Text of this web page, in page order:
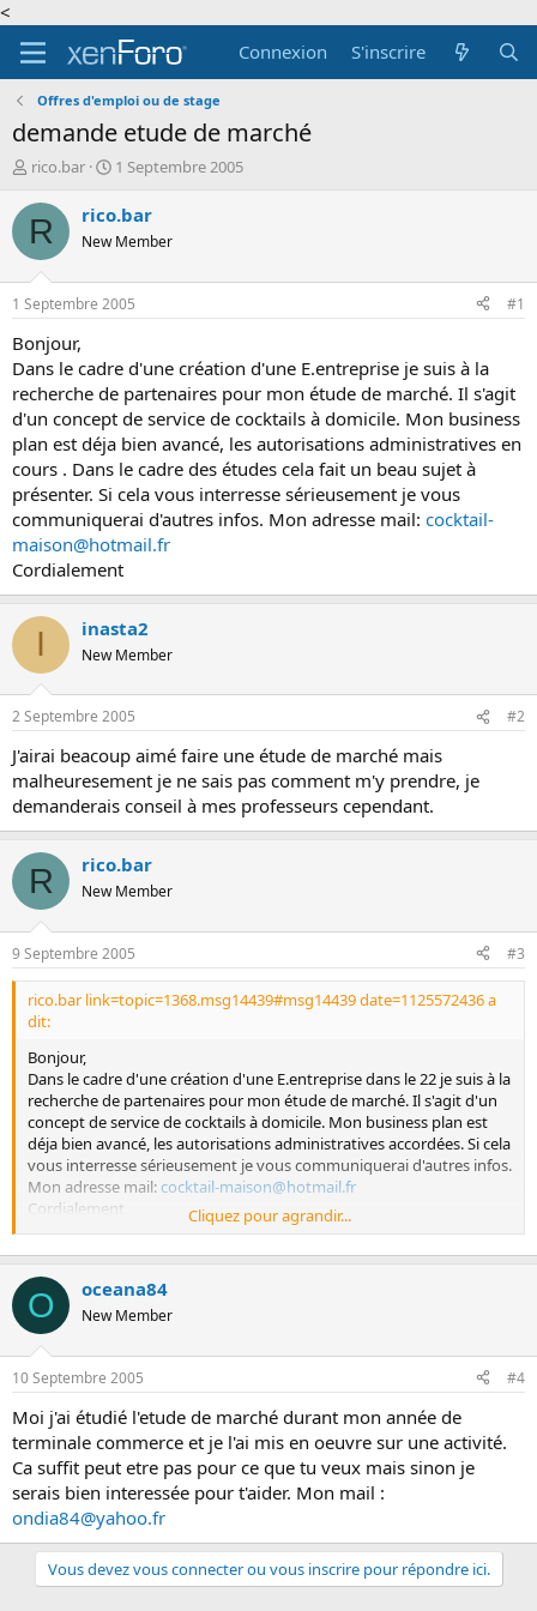
<
Connexion
S'inscrire
Offres d'emploi ou de stage
demande etude de marché
A
t
e
r
d
e
l
d
i
s
c
u
s
i
o
n
rico.bar
D
t
d
d
é
t
1 Septembre 2005
R rico.bar
New Member
1 Septembre 2005 #1
Bonjour,
Dans le cadre d'une création d'une E.entreprise je suis à la
recherche de partenaires pour mon étude de marché. Il s'agit
d'un concept de service de cocktails à domicile. Mon business
plan est déja bien avancé, les autorisations administratives en
cours . Dans le cadre des études cela fait un beau sujet à
présenter. Si cela vous interresse sérieusement je vous
communiquerai d'autres infos. Mon adresse mail: cocktail-
maison@hotmail.fr
Cordialement
I inasta2
New Member
2 Septembre 2005 #2
J'airai beacoup aimé faire une étude de marché mais
malheuresement je ne sais pas comment m'y prendre, je
demanderais conseil à mes professeurs cependant.
R rico.bar
New Member
9 Septembre 2005 #3
rico.bar link=topic=1368.msg14439#msg14439 date=1125572436 a
dit:
Bonjour,
Dans le cadre d'une création d'une E.entreprise dans le 22 je suis à la
recherche de partenaires pour mon étude de marché. Il s'agit d'un
concept de service de cocktails à domicile. Mon business plan est
déja bien avancé, les autorisations administratives accordées. Si cela
vous interresse sérieusement je vous communiquerai d'autres infos.
Mon adresse mail: cocktail-maison@hotmail.fr
Cordialement
Cliquez pour agrandir...
O oceana84
New Member
10 Septembre 2005 #4
Moi j'ai étudié l'etude de marché durant mon année de
terminale commerce et je l'ai mis en oeuvre sur une activité.
Ca suffit peut etre pas pour ce que tu veux mais sinon je
serais bien interessée pour t'aider. Mon mail :
ondia84@yahoo.fr
Vous devez vous connecter ou vous inscrire pour répondre ici.